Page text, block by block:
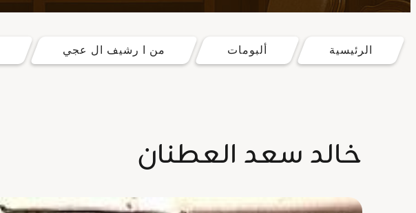
تخطى
المحتوىالرئيسية ألبومات من ا رشيف ال عجي
خالد سعد العطنان